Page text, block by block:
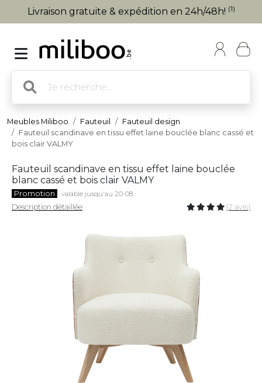
Livraison gratuite & expédition en 24h/48h! (1)
Meubles Miliboo Fauteuil
Fauteuil design
Fauteuil scandinave en tissu effet laine bouclée blanc cassé et
bois clair VALMY
Fauteuil scandinave en tissu effet laine bouclée
blanc cassé et bois clair VALMY
Promotion valable jusqu'au 20-08
Description détaillée (2 avis)